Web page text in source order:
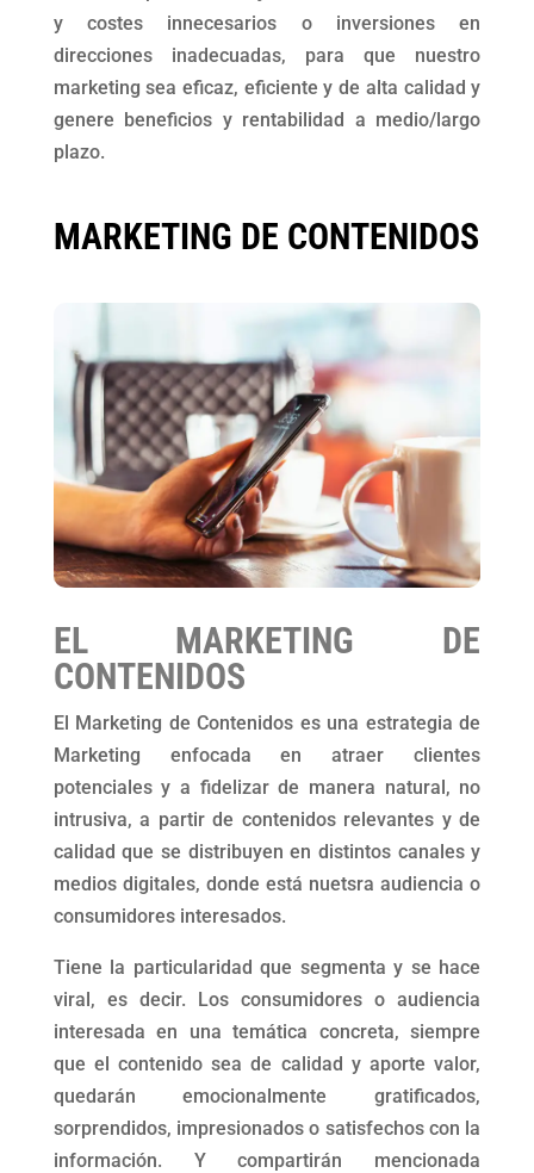
y costes innecesarios o inversiones en
direcciones inadecuadas, para que nuestro
marketing sea eficaz, eficiente y de alta calidad y
genere beneficios y rentabilidad a medio/largo
plazo.
MARKETING DE CONTENIDOS
EL MARKETING DE
CONTENIDOS
El Marketing de Contenidos es una estrategia de
Marketing enfocada en atraer clientes
potenciales y a fidelizar de manera natural, no
intrusiva, a partir de contenidos relevantes y de
calidad que se distribuyen en distintos canales y
medios digitales, donde está nuetsra audiencia o
consumidores interesados.
Tiene la particularidad que segmenta y se hace
viral, es decir. Los consumidores o audiencia
interesada en una temática concreta, siempre
que el contenido sea de calidad y aporte valor,
quedarán emocionalmente gratificados,
sorprendidos, impresionados o satisfechos con la
información. Y compartirán mencionada